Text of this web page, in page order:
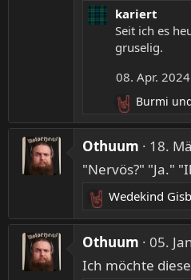
o
n
e
n
kariert
Seit ich es
gruselig.
08. Apr. 2024
R
e
k
t
o
n
:
Burmi
Othuum
18.
"Nervös?" "Ja."
R
e
a
t
Wedekind
Othuum
05.
Ich möchte